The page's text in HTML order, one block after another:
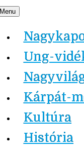
Skip
content
Nagykapos.ma
Ung-
Kárpát-
Kultúra
História